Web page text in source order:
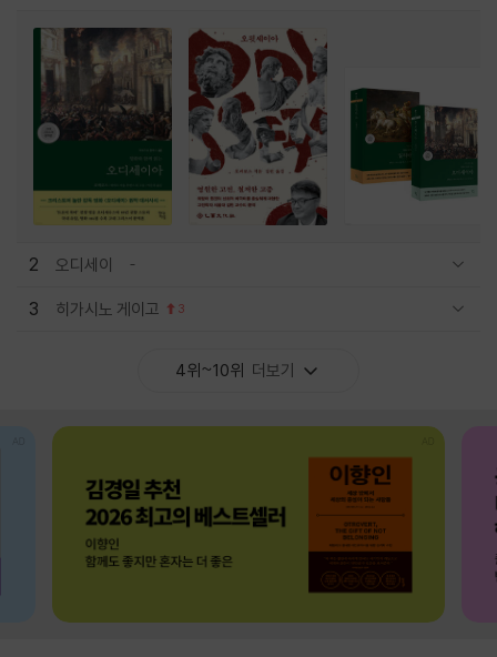
2 오디세이
3 히가시노 게이고 3
4위~10위 더보기